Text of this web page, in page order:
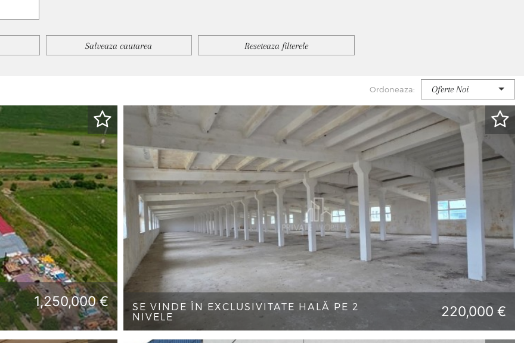
Salveaza cautarea Reseteaza filterele
Oferte Noi
Ordoneaza:
1,250,000 €
SE VINDE ÎN EXCLUSIVITATE HALĂ PE 2
NIVELE
220,000 €